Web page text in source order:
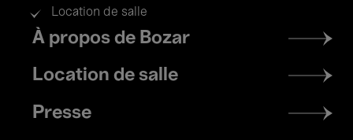
Location de salle
Footer
menu
À propos de Bozar
Location de salle
Presse